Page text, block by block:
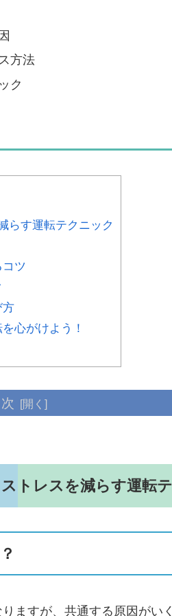
方法
ク
らす運転テクニック
ツ
方
心がけよう！
トレスを減らす運転
ますが、共通する原因がい